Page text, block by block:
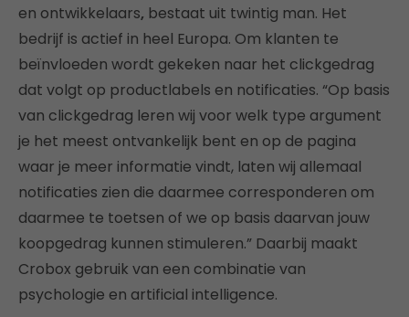
en ontwikkelaars, bestaat uit twintig man. Het
bedrijf is actief in heel Europa. Om klanten te
beïnvloeden wordt gekeken naar het clickgedrag
dat volgt op productlabels en notificaties. “Op basis
van clickgedrag leren wij voor welk type argument
je het meest ontvankelijk bent en op de pagina
waar je meer informatie vindt, laten wij allemaal
notificaties zien die daarmee corresponderen om
daarmee te toetsen of we op basis daarvan jouw
koopgedrag kunnen stimuleren.” Daarbij maakt
Crobox gebruik van een combinatie van
psychologie en artificial intelligence.